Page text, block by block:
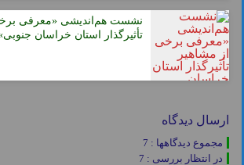
نشست هم‌اندیشی «معرفی
تأثیرگذار استان خراسان
ارسال دیدگاه
مجموع دیدگاهها : 7
در انتظار بررسی : 7